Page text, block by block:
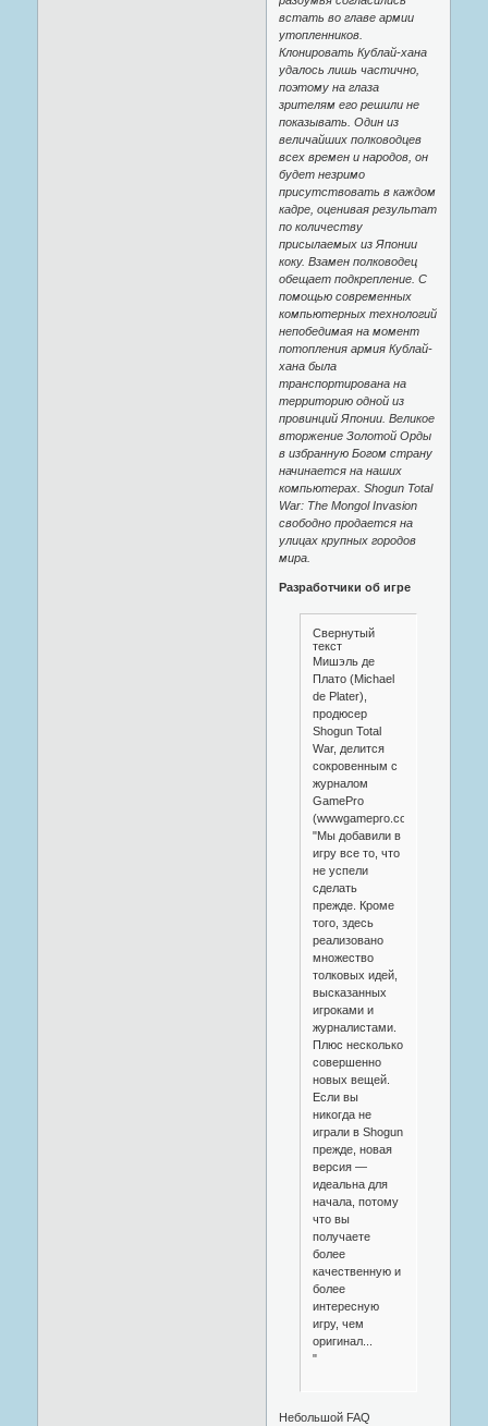
встать во главе армии
утопленников.
Клонировать Кублай-хана
удалось лишь частично,
поэтому на глаза
зрителям его решили не
показывать. Один из
величайших полководцев
всех времен и народов, он
будет незримо
присутствовать в каждом
кадре, оценивая результат
по количеству
присылаемых из Японии
коку. Взамен полководец
обещает подкрепление. С
помощью современных
компьютерных технологий
непобедимая на момент
потопления армия Кублай-
хана была
транспортирована на
территорию одной из
провинций Японии. Великое
вторжение Золотой Орды
в избранную Богом страну
начинается на наших
компьютерах. Shogun Total
War: The Mongol Invasion
свободно продается на
улицах крупных городов
мира.
Разработчики об игре
Свернутый
текст
Мишэль де
Плато (Michael
de Plater),
продюсер
Shogun Total
War, делится
сокровенным с
журналом
GamePro
(wwwgamepro.com):
"Мы добавили в
игру все то, что
не успели
сделать
прежде. Кроме
того, здесь
реализовано
множество
толковых идей,
высказанных
игроками и
журналистами.
Плюс несколько
совершенно
новых вещей.
Если вы
никогда не
играли в Shogun
прежде, новая
версия —
идеальна для
начала, потому
что вы
получаете
более
качественную и
более
интересную
игру, чем
оригинал...
"
Небольшой FAQ